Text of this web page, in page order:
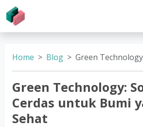
Home Blog Green Technology: Solusi Cerdas untuk Bumi yang
Green Technology:
Cerdas untuk Bumi
Sehat